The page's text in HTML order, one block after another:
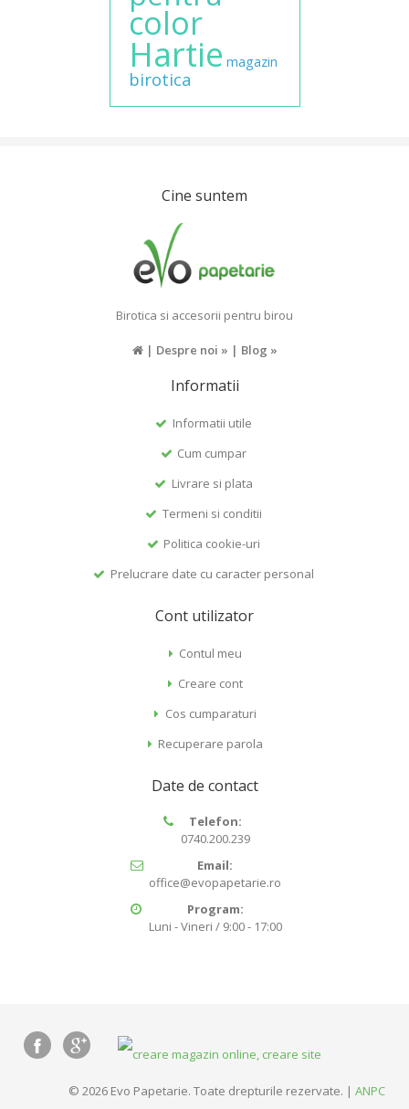
color
Hartie magazin
birotica
Cine suntem
Birotica si accesorii pentru birou
| Despre noi » | Blog »
Informatii
Informatii utile
Cum cumpar
Livrare si plata
Termeni si conditii
Politica cookie-uri
Prelucrare date cu caracter personal
Cont utilizator
Contul meu
Creare cont
Cos cumparaturi
Recuperare parola
Date de contact
Telefon:
0740.200.239
Email:
office@evopapetarie.ro
Program:
Luni - Vineri / 9:00 - 17:00
© 2026 Evo Papetarie. Toate drepturile rezervate. | ANPC